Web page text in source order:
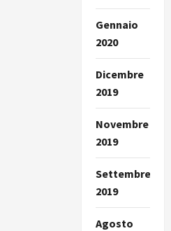
Gennaio
2020
Dicembre
2019
Novembre
2019
Settembre
2019
Agosto